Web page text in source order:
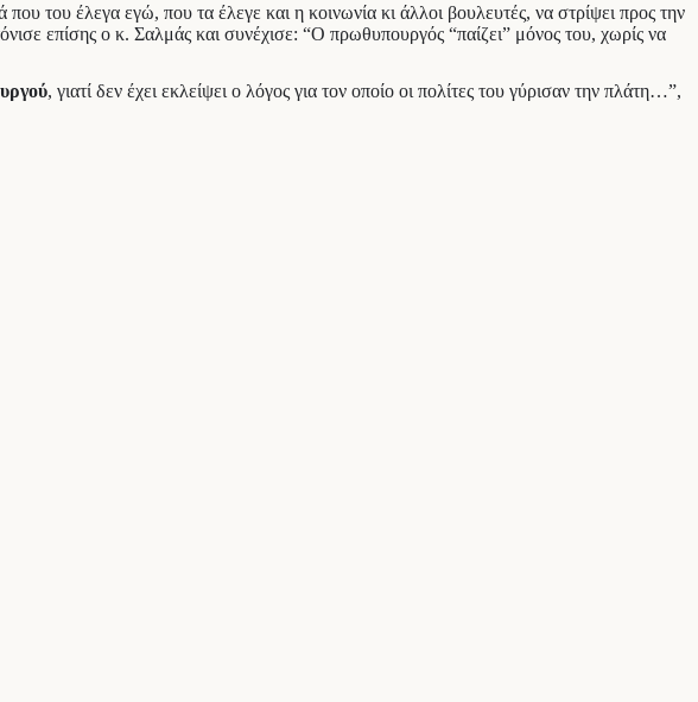
του έλεγα εγώ, που τα έλεγε και η κοινωνία κι άλλοι βουλευτές, να στρίψει προς την
επίσης ο κ. Σαλμάς και συνέχισε: “Ο πρωθυπουργός “παίζει” μόνος του, χωρίς να
, γιατί δεν έχει εκλείψει ο λόγος για τον οποίο οι πολίτες του γύρισαν την πλάτη…”,